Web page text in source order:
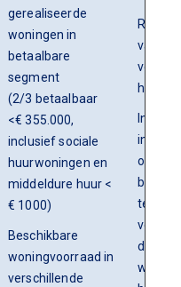
gerealiseerde
woningen in
betaalbare
segment
(2/3 betaalbaar
<€ 355.000,
inclusief sociale
huurwoningen en
middeldure huur <
€ 1000)
Beschikbare
woningvoorraad in
verschillende
van
voor
om
te
voor de
waar